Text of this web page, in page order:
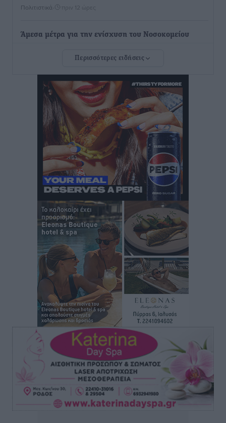
Πολιτιστικά πριν 12 ώρες
Άμεσα μέτρα για την ενίσχυση του Νοσοκομείου
ανακοίνωσε ο Άδωνις Γεωργιάδης
Iατρικός Σύλλογος Ροδου προς Α. Γεωργιάδη:
Στρατηγικές Προτάσεις για την Ενίσχυση της
Δημόσιας Υγείας στη Νησιωτική Ελλάδα και στα
Νοσοκομεία της Γ΄ Ζώνης
Τοπικές Ειδήσεις• πριν 12 ώρες
Πάνθηρες: Ξεκίνησαν αισιόδοξοι για την παρθενική
“πτήση” τους
• πριν 12 ώρες
Άρης Αρχαγγέλου: Στο πλευρό του άτυχου Ιάκωβου
Αθλητικά• πριν 12 ώρες
Φοίβος: Η μεγάλη επιστροφή του Μπρένο Σαλβατιέρα
πριν 13 ώρες
Κλεάνθης: Έτοιμες οι κάρτες διαρκείας της νέας
σεζόν
Αθλητικά πριν 13 ώρες
Ατρόμητος Διμυλιάς: Ο Μαργαρίτης και μία
αδιαπραγμάτευτη φιλοσοφία
Αθλητικά• πριν 13 ώρες
Περισσότερες ειδήσεις